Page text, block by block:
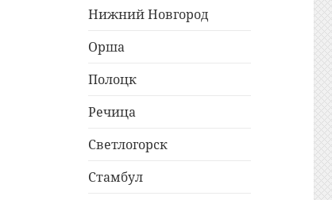
Нижний Новгород
Орша
Полоцк
Речица
Светлогорск
Стамбул